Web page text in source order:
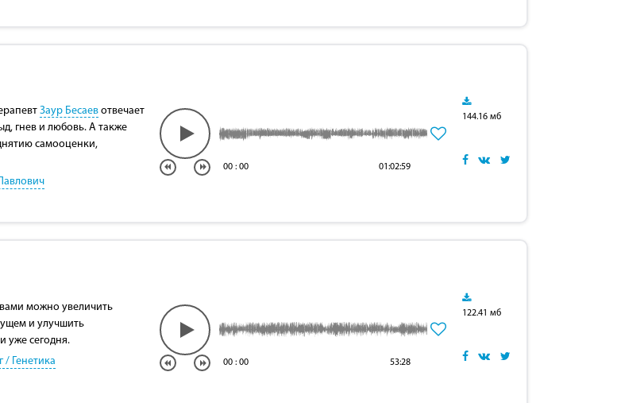
Заур Бесаевотвечает
гнев и любовь. А также
самооценки,
00 : 00 01:02:59
144.16 мб
можно увеличить
и улучшить
уже сегодня.
/ Генетика
00 : 00 53:28
122.41 мб